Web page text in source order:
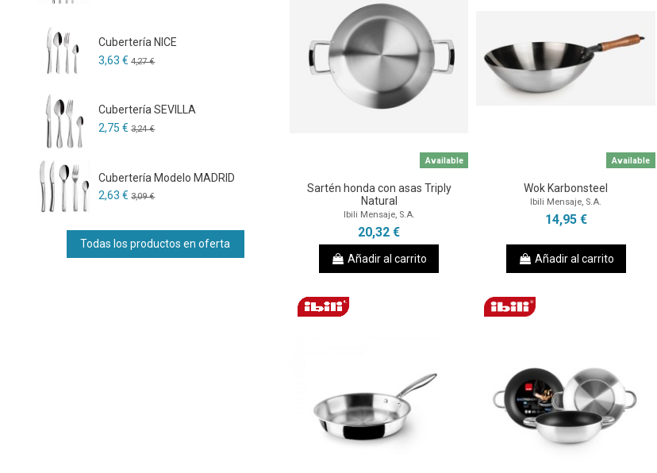
Available
Sartén honda con asas Triply
Natural
Ibili Mensaje, S.A.
20,32 €
Añadir al carrito
Available
Wok Karbonsteel
Ibili Mensaje, S.A.
14,95 €
Añadir al carrito
Cubertería NICE
3,63 € 4,27 €
Cubertería SEVILLA
2,75 € 3,24 €
Cubertería Modelo MADRID
2,63 € 3,09 €
Todas los productos en oferta